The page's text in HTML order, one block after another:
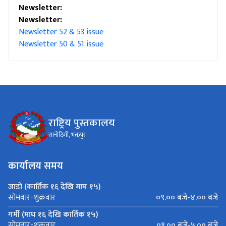
Newsletter:
Newsletter:
Newsletter 52 & 53 issue
Newsletter 50 & 51 issue
राष्ट्रिय पुस्तकालय
सानोठिमी, भक्तपुर
कार्यालय समय
जाडो (कार्तिक १६ देखि माघ १५)
सोमवार-शुक्रवार
०९.०० बजे-४.०० बजे
गर्मी (माघ १६ देखि कार्तिक १५)